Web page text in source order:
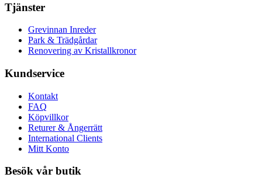
Tjänster
Grevinnan Inreder
Park & Trädgårdar
Renovering av Kristallkronor
Kundservice
Kontakt
FAQ
Köpvillkor
Returer & Ångerrätt
International Clients
Mitt Konto
Besök vår butik